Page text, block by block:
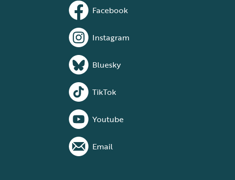
Facebook
Instagram
Bluesky
TikTok
Youtube
Email